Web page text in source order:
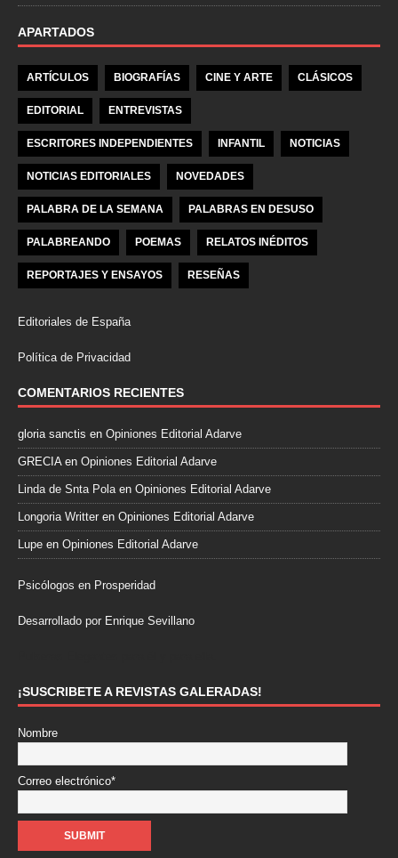
APARTADOS
ARTÍCULOS BIOGRAFÍAS CINE Y ARTE CLÁSICOS
EDITORIAL ENTREVISTAS
ESCRITORES INDEPENDIENTES INFANTIL NOTICIAS
NOTICIAS EDITORIALES NOVEDADES
PALABRA DE LA SEMANA PALABRAS EN DESUSO
PALABREANDO POEMAS RELATOS INÉDITOS
REPORTAJES Y ENSAYOS RESEÑAS
Editoriales de España
Política de Privacidad
COMENTARIOS RECIENTES
gloria sanctis en Opiniones Editorial Adarve
GRECIAen Opiniones Editorial Adarve
Linda de Snta Polaen Opiniones Editorial Adarve
Longoria Writter en Opiniones Editorial Adarve
Lupe en Opiniones Editorial Adarve
Psicólogos en Prosperidad
Desarrollado por Enrique Sevillano
¡SUSCRIBETE A REVISTAS GALERADAS!
Nombre
Correo electrónico*